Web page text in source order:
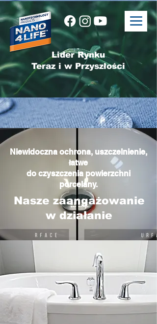
Lider Rynku
Teraz i w Przyszłości
Niewidoczna ochrona, uszczelnienie,
łatwe
do czyszczenia powierzchni
porcelany.
Nasze zaangażowanie
w działanie